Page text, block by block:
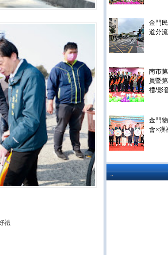
金門
道分
南市
員暨
禮/影
金門
會×漢
..
禮